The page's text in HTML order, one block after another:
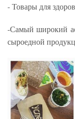
- Товары для
-Самый широкий
сыроедной